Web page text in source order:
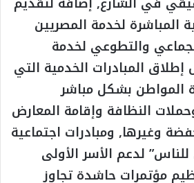
المباشرة لخدمة المصريين
والتطوعي لخدمة
المبادرات الخدمية التي
بشكل مباشر
النظافة وإقامة المعارض
وغيرها, ومبادرات اجتماعية
لدعم الأسر الأولى
مؤتمرات حاشدة تجاوز